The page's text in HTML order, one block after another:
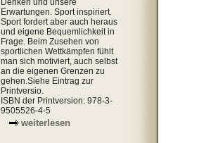
Denken und unsere
Erwartungen. Sport inspiriert.
Sport fordert aber auch heraus
und eigene Bequemlichkeit in
Frage. Beim Zusehen von
sportlichen Wettkämpfen fühlt
man sich motiviert, auch selbst
an die eigenen Grenzen zu
gehen.Siehe Eintrag zur
Printversio.
ISBN der Printversion: 978-3-
9505526-4-5
weiterlesen